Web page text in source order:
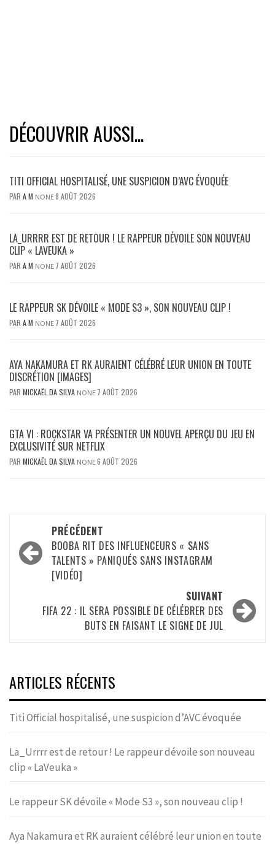
DÉCOUVRIR AUSSI...
TITI OFFICIAL HOSPITALISÉ, UNE SUSPICION D’AVC ÉVOQUÉE
PAR A M NONE8 AOÛT 2026
LA_URRRR EST DE RETOUR ! LE RAPPEUR DÉVOILE SON NOUVEAU
CLIP « LAVEUKA »
PAR A M NONE 7 AOÛT 2026
LE RAPPEUR SK DÉVOILE « MODE S3 », SON NOUVEAU CLIP !
PAR A M NONE 7 AOÛT 2026
AYA NAKAMURA ET RK AURAIENT CÉLÉBRÉ LEUR UNION EN TOUTE
DISCRÉTION [IMAGES]
PAR MICKAËL DA SILVA NONE 7 AOÛT 2026
GTA VI : ROCKSTAR VA PRÉSENTER UN NOUVEL APERÇU DU JEU EN
EXCLUSIVITÉ SUR NETFLIX
PAR MICKAËL DA SILVA NONE6 AOÛT 2026
Navigation
d’article
PRÉCÉDENT
BOOBA RIT DES INFLUENCEURS « SANS
TALENTS » PANIQUÉS SANS INSTAGRAM
[VIDÉO]
SUIVANT
FIFA 22 : IL SERA POSSIBLE DE CÉLÉBRER DES
BUTS EN FAISANT LE SIGNE DE JUL
ARTICLES RÉCENTS
Titi Official hospitalisé, une suspicion d’AVC évoquée
La_Urrrr est de retour ! Le rappeur dévoile son nouveau
clip « LaVeuka »
Le rappeur SK dévoile « Mode S3 », son nouveau clip !
Aya Nakamura et RK auraient célébré leur union en toute